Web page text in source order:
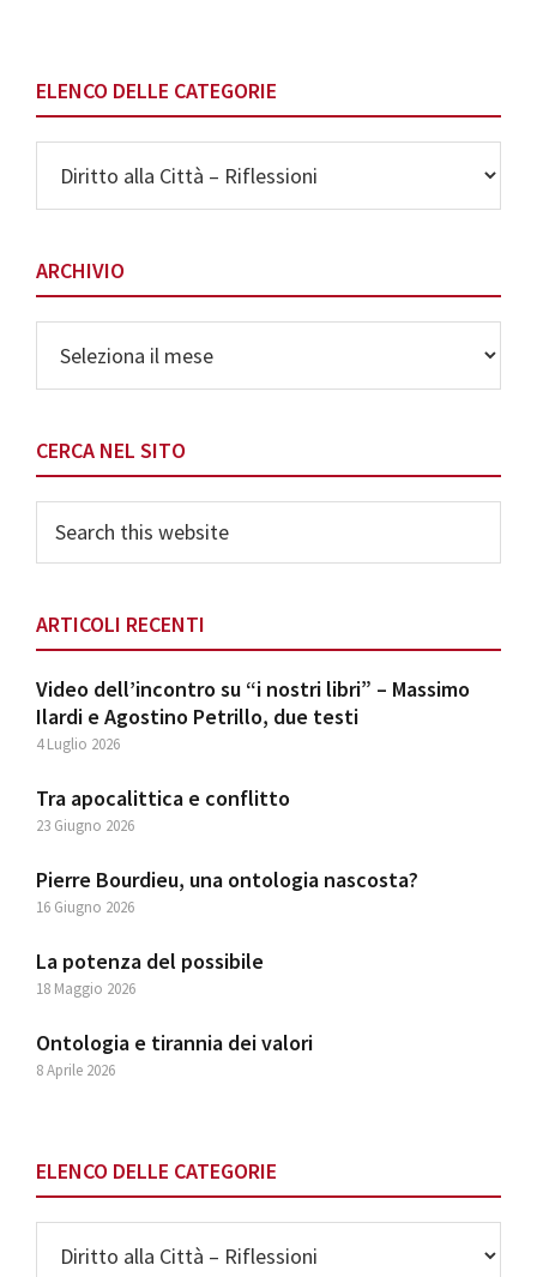
ELENCO DELLE CATEGORIE
delle
Categorie
ARCHIVIO
CERCA NEL SITO
this
website
ARTICOLI RECENTI
Video dell’incontro su “i nostri libri” – Massimo
Ilardi e Agostino Petrillo, due testi
4 Luglio 2026
Tra apocalittica e conflitto
23 Giugno 2026
Pierre Bourdieu, una ontologia nascosta?
16 Giugno 2026
La potenza del possibile
18 Maggio 2026
Ontologia e tirannia dei valori
8 Aprile 2026
ELENCO DELLE CATEGORIE
delle